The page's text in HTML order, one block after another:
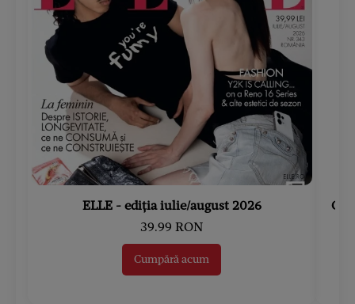
ELLE - ediția iulie/august 2026
39.99 RON
Cumpără acum